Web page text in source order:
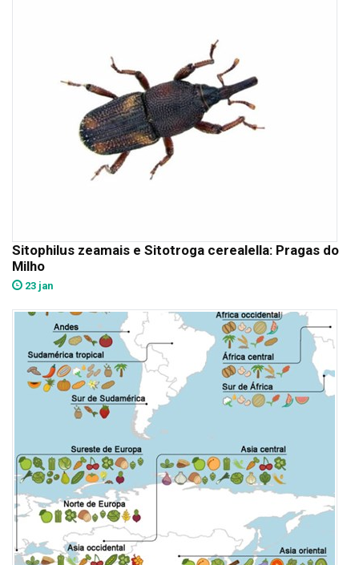
Sitophilus zeamais e Sitotroga cerealella: Pragas do
Milho
23 jan